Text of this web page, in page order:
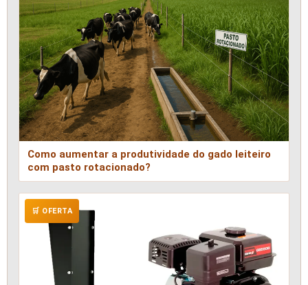
Como aumentar a produtividade do gado leiteiro
com pasto rotacionado?
🛒 OFERTA